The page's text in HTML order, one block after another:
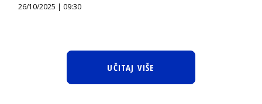
26/10/2025 | 09:30
UČITAJ VIŠE